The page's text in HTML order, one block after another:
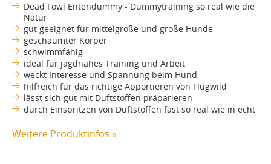
Dead Fowl Entendummy - Dummytraining so real wie die
Natur
gut geeignet für mittelgroße und große Hunde
geschäumter Körper
schwimmfähig
ideal für jagdnahes Training und Arbeit
weckt Interesse und Spannung beim Hund
hilfreich für das richtige Apportieren von Flugwild
lässt sich gut mit Duftstoffen präparieren
durch Einspritzen von Duftstoffen fast so real wie in echt
Weitere Produktinfos »